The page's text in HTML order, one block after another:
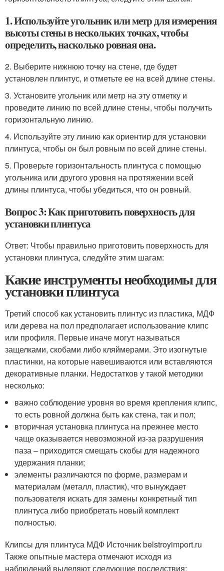
1. Используйте угольник или метр для измерения
высоты стены в нескольких точках, чтобы
определить, насколько ровная она.
2. Выберите нижнюю точку на стене, где будет
установлен плинтус, и отметьте ее на всей длине стены.
3. Установите угольник или метр на эту отметку и
проведите линию по всей длине стены, чтобы получить
горизонтальную линию.
4. Используйте эту линию как ориентир для установки
плинтуса, чтобы он был ровным по всей длине стены.
5. Проверьте горизонтальность плинтуса с помощью
угольника или другого уровня на протяжении всей
длины плинтуса, чтобы убедиться, что он ровный.
Вопрос 3: Как приготовить поверхность для
установки плинтуса
Ответ: Чтобы правильно приготовить поверхность для
установки плинтуса, следуйте этим шагам:
Какие инструменты необходимы для
установки плинтуса
Третий способ как установить плинтус из пластика, МДФ
или дерева на пол предполагает использование клипс
или профиля. Первые иначе могут называться
защелками, скобами либо кляймерами. Это изогнутые
пластинки, на которые навешиваются или вставляются
декоративные планки. Недостатков у такой методики
несколько:
важно соблюдение уровня во время крепления клипс,
то есть ровной должна быть как стена, так и пол;
вторичная установка плинтуса на прежнее место
чаще оказывается невозможной из-за разрушения
паза – приходится смещать скобы для надежного
удержания планки;
элементы различаются по форме, размерам и
материалам (металл, пластик), что вынуждает
пользователя искать для замены конкретный тип
плинтуса либо приобретать новый комплект
полностью.
Клипсы для плинтуса МДФ Источник belstroyimport.ru
Также опытные мастера отмечают исходя из
наблюдений выделяют следующие последствия: